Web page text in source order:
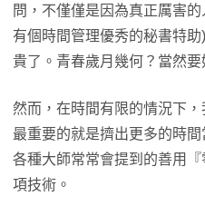
問，不僅僅是因為真正厲害
有個時間管理優秀的秘書特
貴了。青春歲月幾何？當然要
然而，在時間有限的情況下
最重要的就是擠出更多的時
各種大師常常會提到的善用
項技術。